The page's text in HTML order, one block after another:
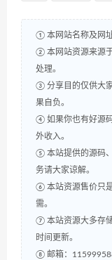
① 本网站名称及网
② 本网站资源来源
处理。
③ 分享目的仅供大
果自负。
④ 如果你也有好源
外收入。
⑤ 本站提供的源码
务请大家谅解。
⑥ 本站资源售价只
需。
⑦ 本站资源大多存
时间更新。
⑧ 邮箱：